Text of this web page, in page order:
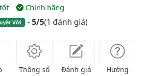
Chính hãng
Vời -5/5(1 đánh giá)
Thông số
Đánh giá
Hướng